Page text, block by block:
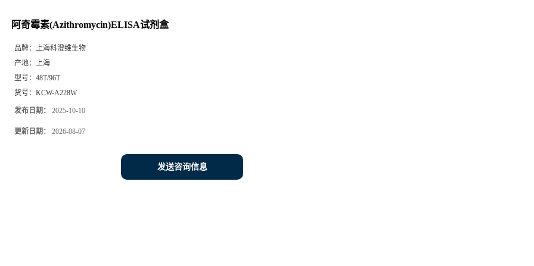
阿奇霉素(Azithromycin)ELISA试剂盒
品牌： 上海科澄维生物
产地： 上海
型号： 48T/96T
货号： KCW-A228W
发布日期： 2025-10-10
更新日期： 2026-08-07
发送咨询信息